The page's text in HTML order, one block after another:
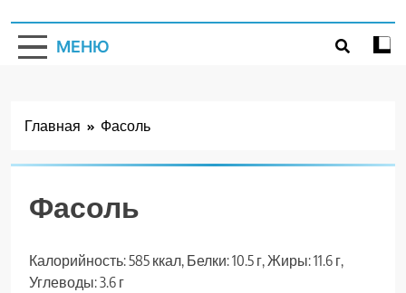
МЕНЮ
Главная Фасоль
Фасоль
Калорийность: 585 ккал, Белки: 10.5 г, Жиры: 11.6 г,
Углеводы: 3.6 г